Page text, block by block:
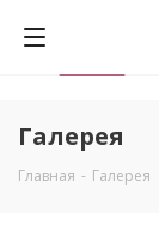
Галерея
Главная - Галерея